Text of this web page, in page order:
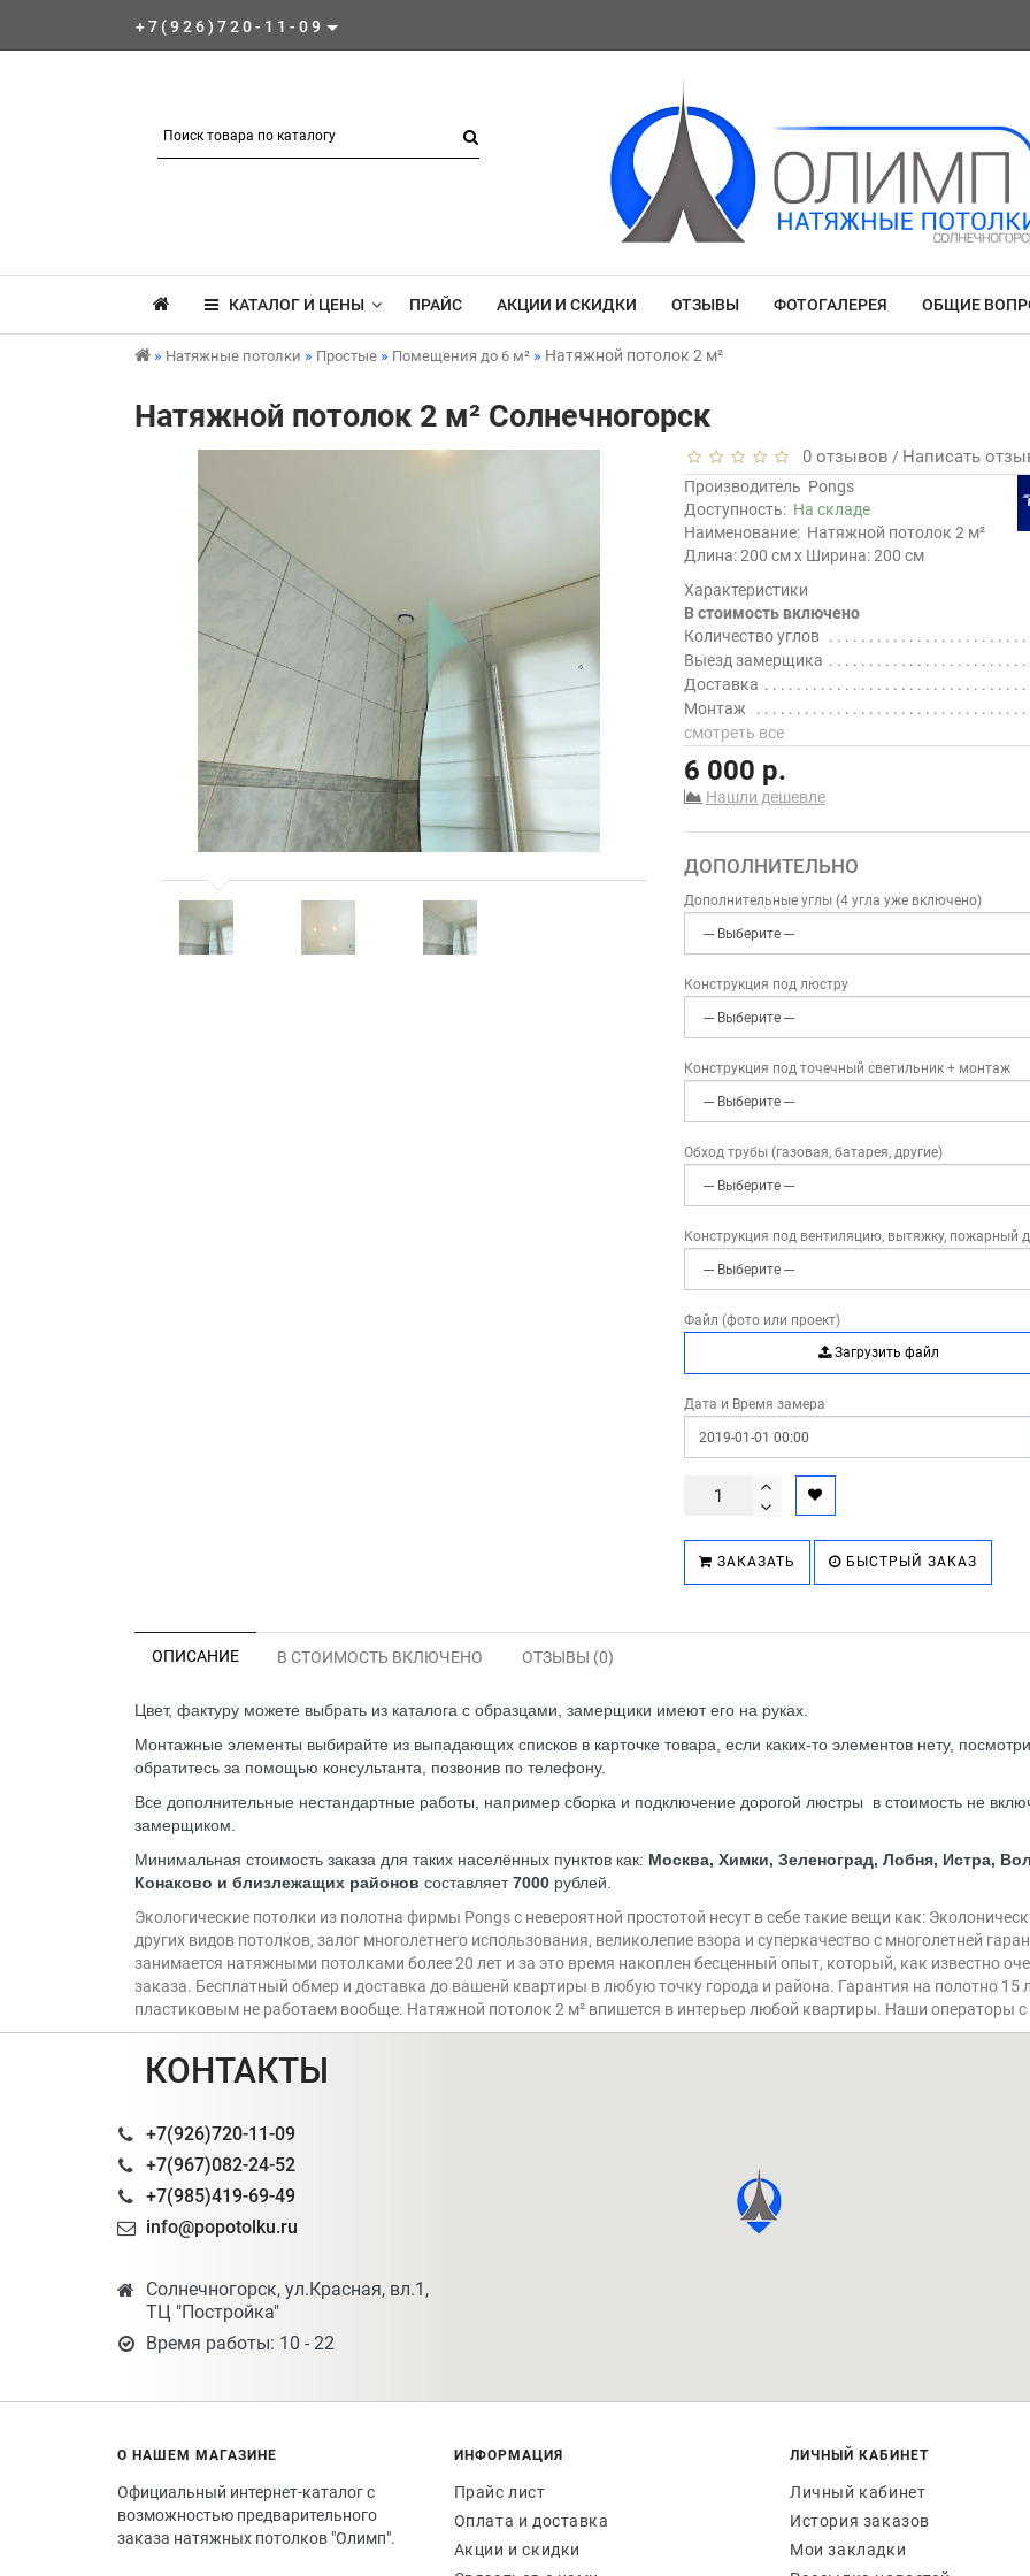
+7(926)720-11-09
КАТАЛОГ И ЦЕНЫ ПРАЙС АКЦИИ И СКИДКИ ОТЗЫВЫ ФОТОГАЛЕРЕЯ ОБЩИЕ
Натяжные потолки Простые Помещения до 6 м² Натяжной потолок 2 м²
Натяжной потолок 2 м² Солнечногорск
0 отзывов / Написать
Производитель Pongs
Доступность: На складе
Наименование: Натяжной потолок 2 м²
Длина: 200 см x Ширина: 200 см
Характеристики
В стоимость включено
Количество углов
Выезд замерщика
Доставка
Монтаж
смотреть все
6 000 р.
Нашли дешевле
ДОПОЛНИТЕЛЬНО
Дополнительные углы (4 угла уже включено)
Конструкция под люстру
Конструкция под точечный светильник + монтаж
Обход трубы (газовая, батарея, другие)
Конструкция под вентиляцию, вытяжку, пожарный
Файл (фото или проект)
Загрузить файл
Дата и Время замера
ЗАКАЗАТЬ БЫСТРЫЙ ЗАКАЗ
ОПИСАНИЕ В СТОИМОСТЬ ВКЛЮЧЕНО ОТЗЫВЫ (0)
Цвет, фактуру можете выбрать из каталога с образцами, замерщики имеют его на руках.
Монтажные элементы выбирайте из выпадающих списков в карточке товара, если каких-то элементов нету,
обратитесь за помощью консультанта, позвонив по телефону.
Все дополнительные нестандартные работы, например сборка и подключение дорогой люстры в стоимость не
замерщиком.
Минимальная стоимость заказа для таких населённых пунктов как: Москва, Химки, Зеленоград, Лобня, Истра,
Конаково и близлежащих районов составляет7000 рублей.
Экологические потолки из полотна фирмы Pongs с невероятной простотой несут в себе такие вещи как:
других видов потолков, залог многолетнего использования, великолепие взора и суперкачество с многолетней
занимается натяжными потолками более 20 лет и за это время накоплен бесценный опыт, который, как известно
заказа. Бесплатный обмер и доставка до вашенй квартиры в любую точку города и района. Гарантия на полотно
пластиковым не работаем вообще. Натяжной потолок 2 м² впишется в интерьер любой квартиры. Наши операторы
КОНТАКТЫ
+7(926)720-11-09
+7(967)082-24-52
+7(985)419-69-49
info@popotolku.ru
Солнечногорск, ул.Красная, вл.1,
ТЦ "Постройка"
Время работы: 10 - 22
О НАШЕМ МАГАЗИНЕ
Официальный интернет-каталог с
возможностью предварительного
заказа натяжных потолков "Олимп".
ИНФОРМАЦИЯ
Прайс лист
Оплата и доставка
Акции и скидки
ЛИЧНЫЙ КАБИНЕТ
Личный кабинет
История заказов
Мои закладки